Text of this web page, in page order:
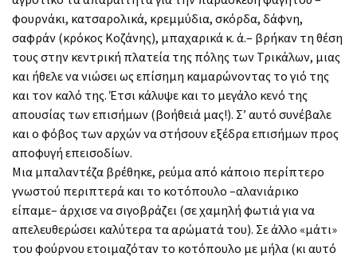
φουρνάκι, κατσαρολικά, κρεμμύδια, σκόρδα, δάφνη,
σαφράν (κρόκος Κοζάνης), μπαχαρικά κ. ά.– βρήκαν τη θέση
τους στην κεντρική πλατεία της πόλης των Τρικάλων, μιας
και ήθελε να νιώσει ως επίσημη καμαρώνοντας το γιό της
και τον καλό της. Έτσι κάλυψε και το μεγάλο κενό της
απουσίας των επισήμων (βοήθειά μας!). Σ’ αυτό συνέβαλε
και ο φόβος των αρχών να στήσουν εξέδρα επισήμων προς
αποφυγή επεισοδίων.
Μια μπαλαντέζα βρέθηκε, ρεύμα από κάποιο περίπτερο
γνωστού περιπτερά και το κοτόπουλο –αλανιάρικο
είπαμε– άρχισε να σιγοβράζει (σε χαμηλή φωτιά για να
απελευθερώσει καλύτερα τα αρώματά του). Σε άλλο «μάτι»
του φούρνου ετοιμαζόταν το κοτόπουλο με μήλα (κι αυτό